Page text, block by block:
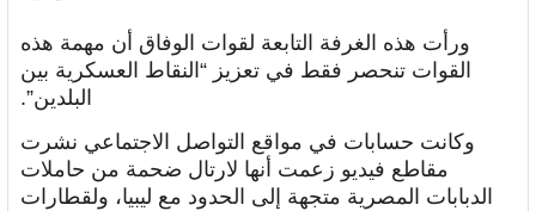
ورأت هذه الغرفة التابعة لقوات الوفاق أن مهمة هذه
القوات تنحصر فقط في تعزيز “النقاط العسكرية بين
البلدين”.
وكانت حسابات في مواقع التواصل الاجتماعي نشرت
مقاطع فيديو زعمت أنها لارتال ضحمة من حاملات
الدبابات المصرية متجهة إلى الحدود مع ليبيا، ولقطارات